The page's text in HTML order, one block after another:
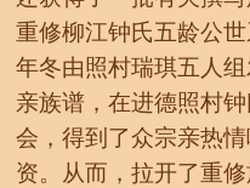
重修柳江钟氏五龄公
年冬由照村瑞琪五人
亲族谱，在进德照村
会，得到了众宗亲热
资。从而，拉开了重